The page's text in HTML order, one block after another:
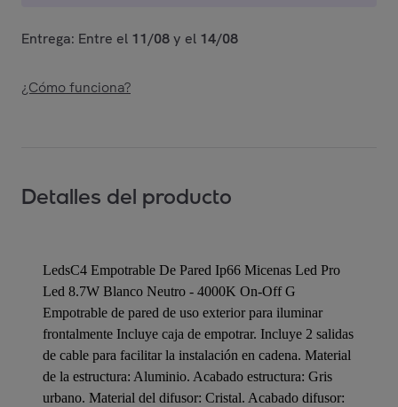
Entrega: Entre el 11/08y el 14/08
¿Cómo funciona?
Detalles del producto
LedsC4 Empotrable De Pared Ip66 Micenas Led Pro
Led 8.7W Blanco Neutro - 4000K On-Off G
Empotrable de pared de uso exterior para iluminar
frontalmente Incluye caja de empotrar. Incluye 2 salidas
de cable para facilitar la instalación en cadena. Material
de la estructura: Aluminio. Acabado estructura: Gris
urbano. Material del difusor: Cristal. Acabado difusor: